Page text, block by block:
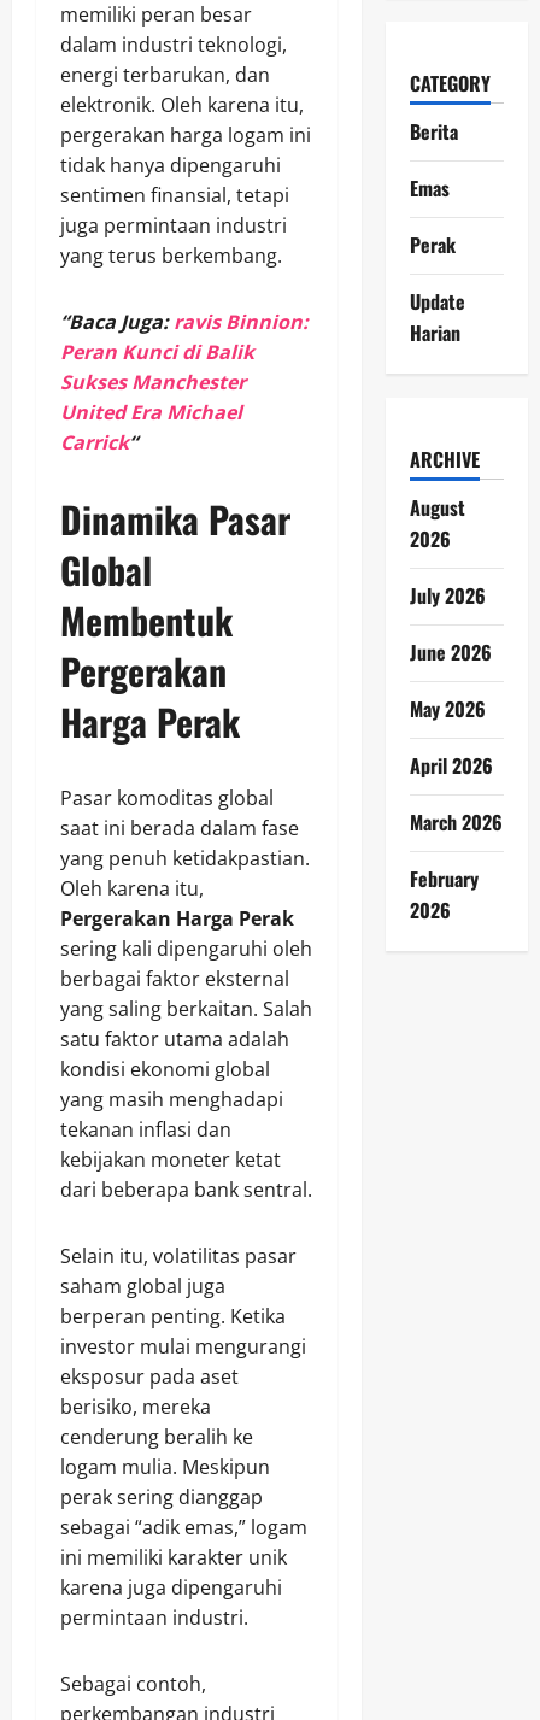
memiliki peran besar
dalam industri teknologi,
energi terbarukan, dan
elektronik. Oleh karena itu,
pergerakan harga logam ini
tidak hanya dipengaruhi
sentimen finansial, tetapi
juga permintaan industri
yang terus berkembang.
“Baca Juga:ravis Binnion:
Peran Kunci di Balik
Sukses Manchester
United Era Michael
Carrick“
Dinamika Pasar
Global
Membentuk
Pergerakan
Harga Perak
Pasar komoditas global
saat ini berada dalam fase
yang penuh ketidakpastian.
Oleh karena itu,
Pergerakan Harga Perak
sering kali dipengaruhi oleh
berbagai faktor eksternal
yang saling berkaitan. Salah
satu faktor utama adalah
kondisi ekonomi global
yang masih menghadapi
tekanan inflasi dan
kebijakan moneter ketat
dari beberapa bank sentral.
Selain itu, volatilitas pasar
saham global juga
berperan penting. Ketika
investor mulai mengurangi
eksposur pada aset
berisiko, mereka
cenderung beralih ke
logam mulia. Meskipun
perak sering dianggap
sebagai “adik emas,” logam
ini memiliki karakter unik
karena juga dipengaruhi
permintaan industri.
Sebagai contoh,
perkembangan industri
CATEGORY
Berita
Emas
Perak
Update
Harian
ARCHIVE
August
2026
July 2026
June 2026
May 2026
April 2026
March 2026
February
2026